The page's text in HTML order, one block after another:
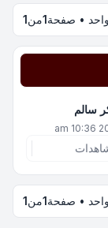
• صفحة1من1
سالم
• صفحة1من1